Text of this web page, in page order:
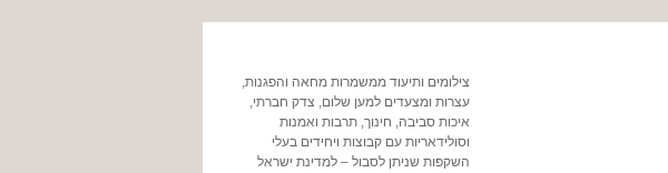
צילומים ותיעוד ממשמרות מחאה והפגנות,
עצרות ומצעדים למען שלום, צדק חברתי,
איכות סביבה, חינוך, תרבות ואמנות
וסולידאריות עם קבוצות ויחידים בעלי
השקפות שניתן לסבול – למדינת ישראל